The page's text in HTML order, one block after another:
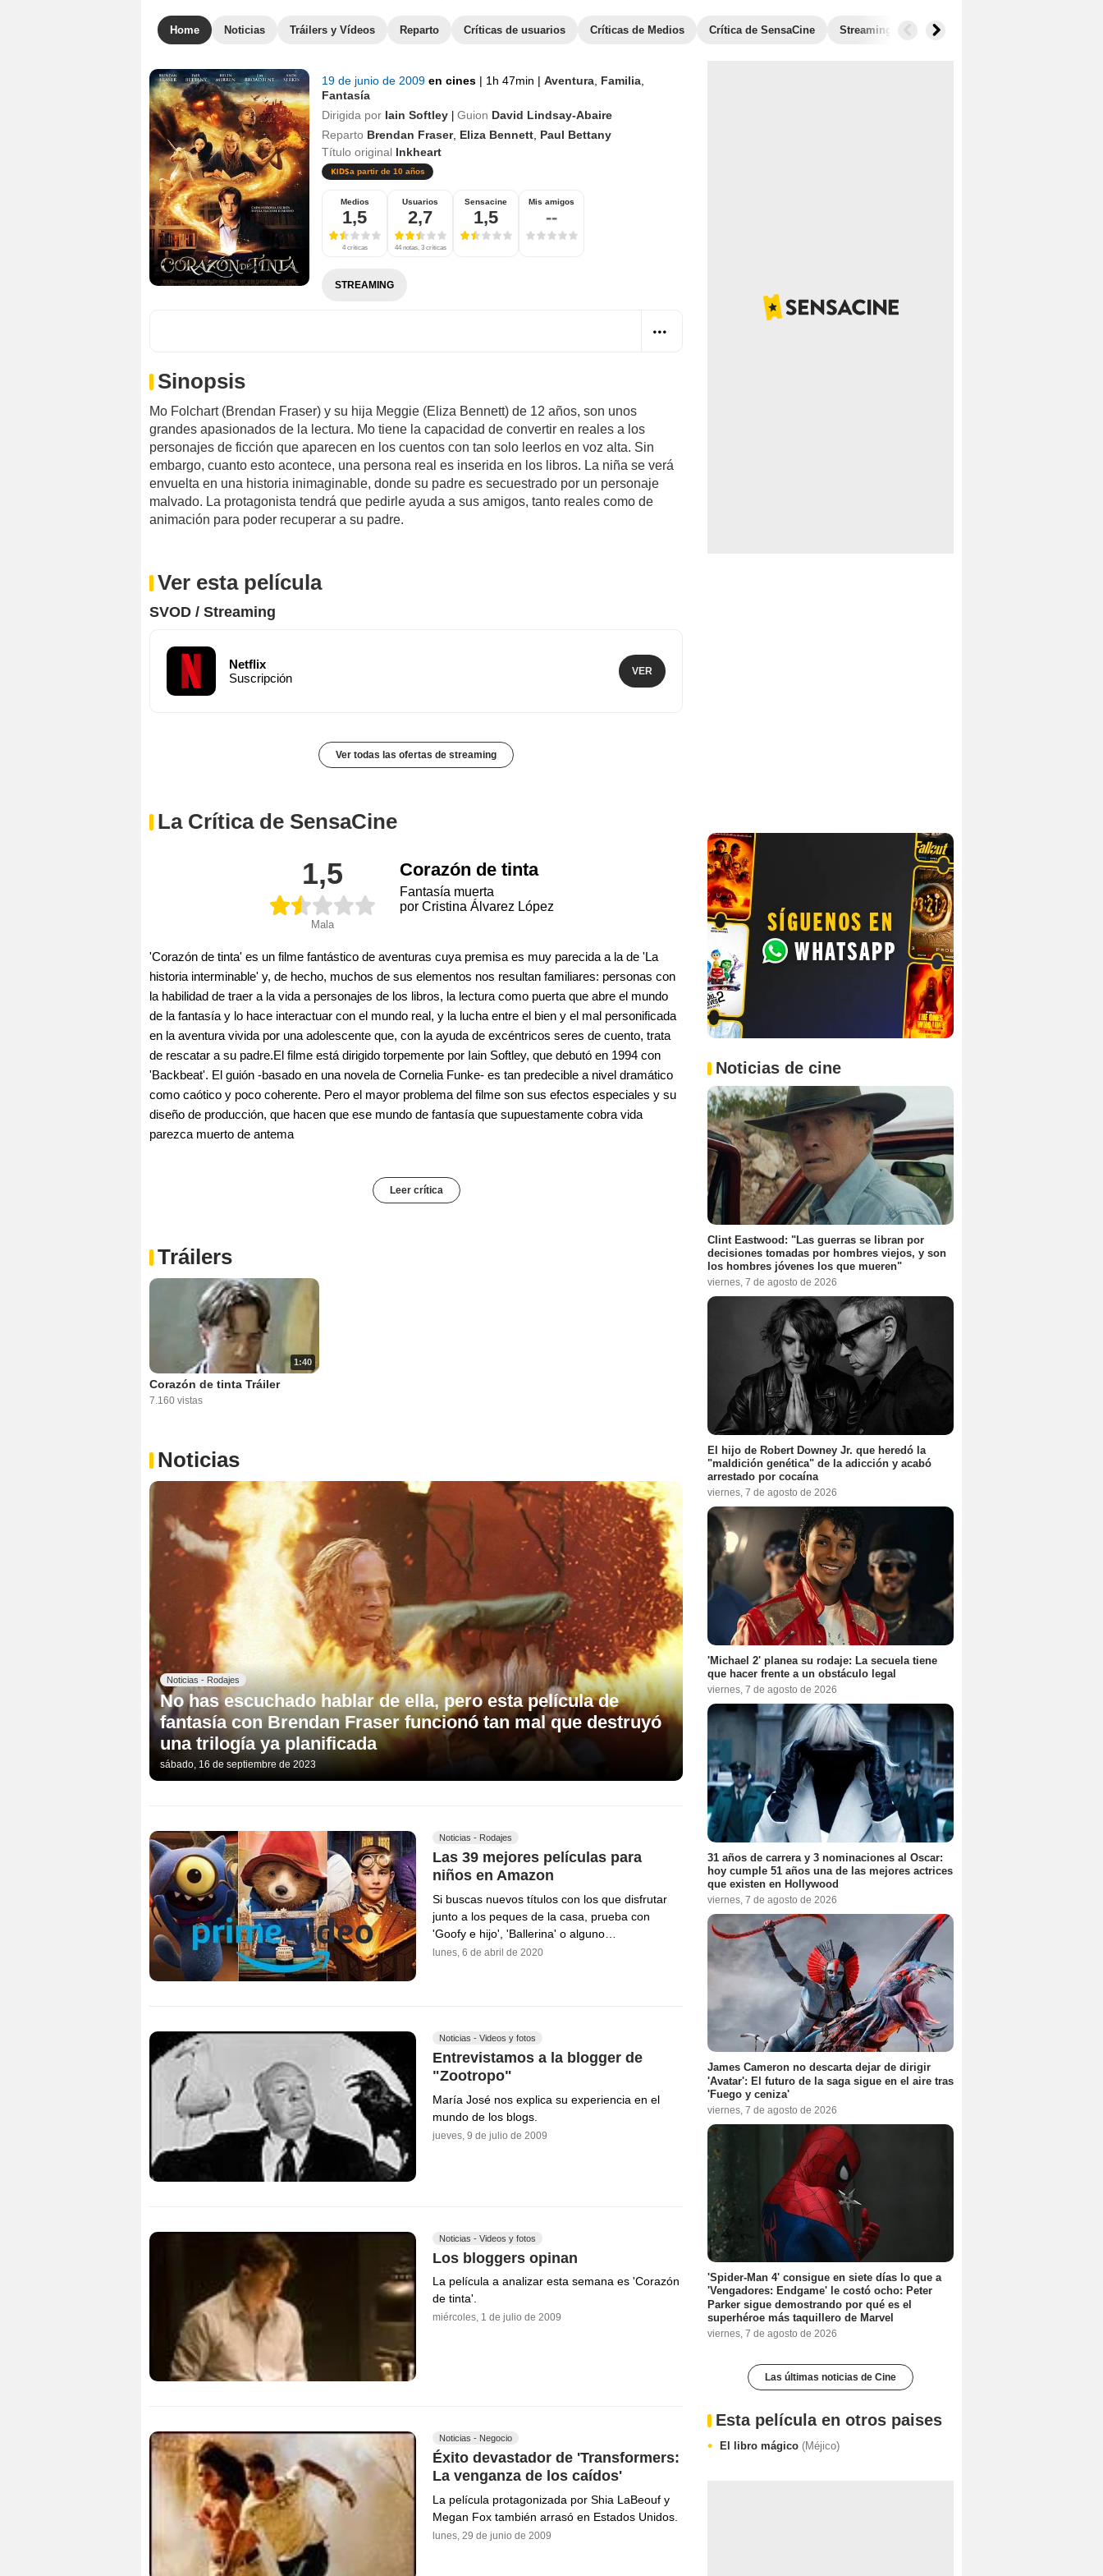
Home Noticias Tráilers y Vídeos Reparto Críticas de usuarios Críticas de Medios Crítica de SensaCine Streaming Fotos
19 de junio de 2009 en cines | 1h 47min | Aventura Familia
Fantasía
Dirigida por Iain Softley Guion David Lindsay-Abaire
Reparto Brendan Fraser, Eliza Bennett Paul Bettany
Título original Inkheart
a partir de 10 años
Medios
1,5
4 críticas
Usuarios
2,7
44 notas, 3 críticas
Sensacine
1,5
Mis amigos
--
STREAMING
Sinopsis
Mo Folchart (Brendan Fraser) y su hija Meggie (Eliza Bennett) de 12 años, son unos
grandes apasionados de la lectura. Mo tiene la capacidad de convertir en reales a los
personajes de ficción que aparecen en los cuentos con tan solo leerlos en voz alta. Sin
embargo, cuanto esto acontece, una persona real es inserida en los libros. La niña se verá
envuelta en una historia inimaginable, donde su padre es secuestrado por un personaje
malvado. La protagonista tendrá que pedirle ayuda a sus amigos, tanto reales como de
animación para poder recuperar a su padre.
Ver esta película
SVOD / Streaming
Netflix
Suscripción
VER
Ver todas las ofertas de streaming
La Crítica de SensaCine
1,5
Mala
Corazón de tinta
Fantasía muerta
por Cristina Álvarez López
'Corazón de tinta' es un filme fantástico de aventuras cuya premisa es muy parecida a la de 'La
historia interminable' y, de hecho, muchos de sus elementos nos resultan familiares: personas con
la habilidad de traer a la vida a personajes de los libros, la lectura como puerta que abre el mundo
de la fantasía y lo hace interactuar con el mundo real, y la lucha entre el bien y el mal personificada
en la aventura vivida por una adolescente que, con la ayuda de excéntricos seres de cuento, trata
de rescatar a su padre.El filme está dirigido torpemente por Iain Softley, que debutó en 1994 con
'Backbeat'. El guión -basado en una novela de Cornelia Funke- es tan predecible a nivel dramático
como caótico y poco coherente. Pero el mayor problema del filme son sus efectos especiales y su
diseño de producción, que hacen que ese mundo de fantasía que supuestamente cobra vida
parezca muerto de antema
Leer crítica
Tráilers
1:40
Corazón de tinta Tráiler
7.160 vistas
Noticias
Noticias - Rodajes
No has escuchado hablar de ella, pero esta película de
fantasía con Brendan Fraser funcionó tan mal que destruyó
una trilogía ya planificada
sábado, 16 de septiembre de 2023
Noticias - Rodajes
Las 39 mejores películas para
niños en Amazon
Si buscas nuevos títulos con los que disfrutar
junto a los peques de la casa, prueba con
'Goofy e hijo', 'Ballerina' o alguno…
lunes, 6 de abril de 2020
Noticias - Videos y fotos
Entrevistamos a la blogger de
"Zootropo"
María José nos explica su experiencia en el
mundo de los blogs.
jueves, 9 de julio de 2009
Noticias - Videos y fotos
Los bloggers opinan
La película a analizar esta semana es 'Corazón
de tinta'.
miércoles, 1 de julio de 2009
Noticias - Negocio
Éxito devastador de 'Transformers:
La venganza de los caídos'
La película protagonizada por Shia LaBeouf y
Megan Fox también arrasó en Estados Unidos.
lunes, 29 de junio de 2009
Noticias de cine
Clint Eastwood: "Las guerras se libran por
decisiones tomadas por hombres viejos, y son
los hombres jóvenes los que mueren"
viernes, 7 de agosto de 2026
El hijo de Robert Downey Jr. que heredó la
"maldición genética" de la adicción y acabó
arrestado por cocaína
viernes, 7 de agosto de 2026
'Michael 2' planea su rodaje: La secuela tiene
que hacer frente a un obstáculo legal
viernes, 7 de agosto de 2026
31 años de carrera y 3 nominaciones al Oscar:
hoy cumple 51 años una de las mejores actrices
que existen en Hollywood
viernes, 7 de agosto de 2026
James Cameron no descarta dejar de dirigir
'Avatar': El futuro de la saga sigue en el aire tras
'Fuego y ceniza'
viernes, 7 de agosto de 2026
'Spider-Man 4' consigue en siete días lo que a
'Vengadores: Endgame' le costó ocho: Peter
Parker sigue demostrando por qué es el
superhéroe más taquillero de Marvel
viernes, 7 de agosto de 2026
Las últimas noticias de Cine
Esta película en otros paises
El libro mágico (Méjico)